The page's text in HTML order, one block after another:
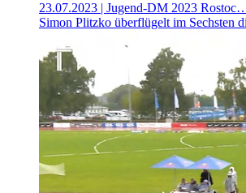
23.07.2023 | Jugend-DM 2023
Simon Plitzko überflügelt im Sechsten